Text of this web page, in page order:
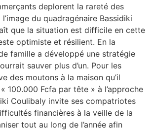
deplorent la rareté des
du quadragénaire Bassidiki
que la situation est difficile en cette
optimiste et résilient. En la
famille a développé une stratégie
sauver plus d’un. Pour les
des moutons à la maison qu’il
100.000 Fcfa par tête » à l’approche
Coulibaly invite ses compatriotes
financières à la veille de la
tout au long de l’année afin